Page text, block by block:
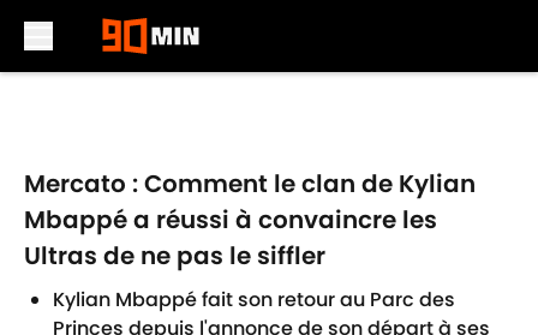
Mercato : Comment le clan de Kylian
Mbappé a réussi à convaincre les
Ultras de ne pas le siffler
Kylian Mbappé fait son retour au Parc des
Princes depuis l'annonce de son départ à ses